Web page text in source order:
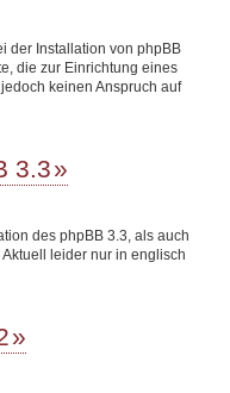
der Installation von phpBB
die zur Einrichtung eines
keinen Anspruch auf
3.3
des phpBB 3.3, als auch
leider nur in englisch